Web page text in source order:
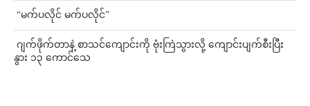
⁨ ⁨“မက်ပလိုင် မက်ပလိုင်”
⁨⁩ ⁨ဂျက်ဖိုက်တာနဲ့ စာသင်ကျောင်းကို ဗုံးကြဲသွားလို့ ကျောင်းပျက်စီးပြီး
နွား ၁၃ ကောင်သေ